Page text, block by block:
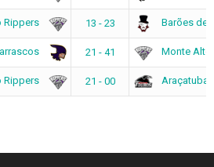
Rippers 13 - 23 Barões de
21 - 41 Monte Alto
Rippers 21 - 00 Araçatuba